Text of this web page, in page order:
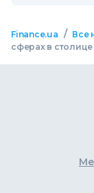
Finance.ua / Все
сферах в